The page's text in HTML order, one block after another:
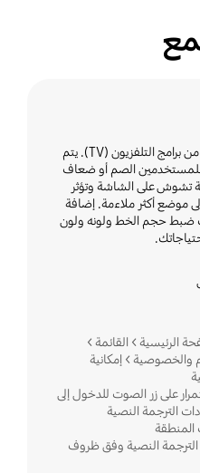
يتم توفير الترجمة النصية للعديد من برامج التلفزيون (TV). يتم
الصم أو ضعاف
تشوش على الشاشة وتؤثر
موضع أكثر ملاءمة. إضافة
ضبط حجم الخط ولونه ولون
الرئيسية > القائمة >
والخصوصية > إمكانية
على زر الصوت للدخول إلى
الترجمة النصية
المنطقة
الترجمة النصية وفق ظروف